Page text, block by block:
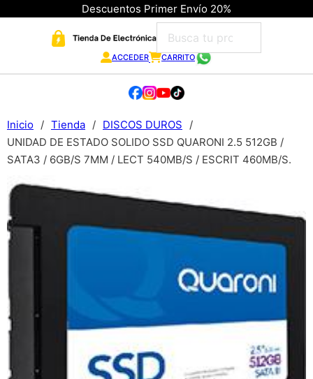
Descuentos Primer Envío 20%
ACCEDER CARRITO
Inicio / Tienda / DISCOS DUROS
/
UNIDAD DE ESTADO SOLIDO SSD QUARONI 2.5 512GB /
SATA3 / 6GB/S 7MM / LECT 540MB/S / ESCRIT 460MB/S.